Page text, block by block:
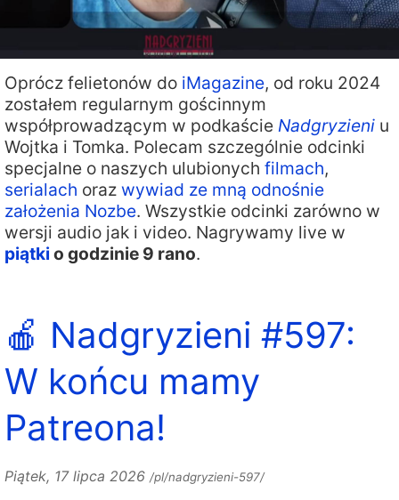
Oprócz felietonów do iMagazine, od roku 2024
zostałem regularnym gościnnym
współprowadzącym w podkaście Nadgryzieni u
Wojtka i Tomka. Polecam szczególnie odcinki
specjalne o naszych ulubionych filmach,
serialach oraz wywiad ze mną odnośnie
założenia Nozbe. Wszystkie odcinki zarówno w
wersji audio jak i video. Nagrywamy live w
piątki o godzinie 9 rano.
🍎 Nadgryzieni #597:
W końcu mamy
Patreona!
Piątek, 17 lipca 2026 /pl/nadgryzieni-597/